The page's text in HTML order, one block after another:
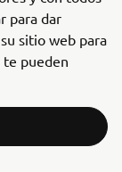
para dar
sitio web para
pueden